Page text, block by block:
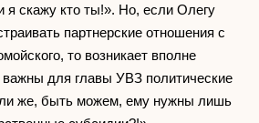
я скажу кто ты!». Но, если Олегу
партнерские отношения с
то возникает вполне
важны для главы УВЗ политические
же, быть можем, ему нужны лишь